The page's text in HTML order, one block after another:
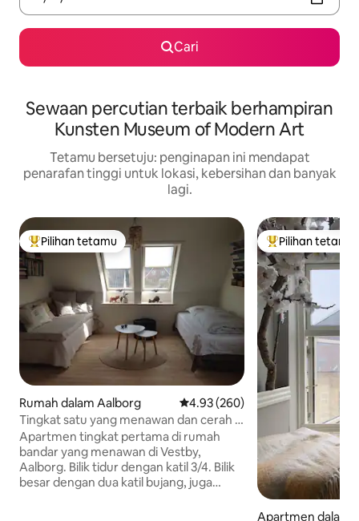
Cari
Sewaan percutian terbaik berhampiran
Kunsten Museum of Modern Art
Tetamu bersetuju: penginapan ini mendapat
penarafan tinggi untuk lokasi, kebersihan dan banyak
lagi.
Pilihan utama tetamu
Pilihan tetamu
Rumah dalam Aalborg Penarafan purata 4.93 daripada
4.93 (260)
Tingkat satu yang menawan dan cerah -
terletak di tengah-tengah
Apartmen tingkat pertama di rumah
bandar yang menawan di Vestby,
Aalborg. Bilik tidur dengan katil 3/4. Bilik
besar dengan dua katil bujang, juga
Pilihan utama
Pilihan tetamu
Apartmen dalam